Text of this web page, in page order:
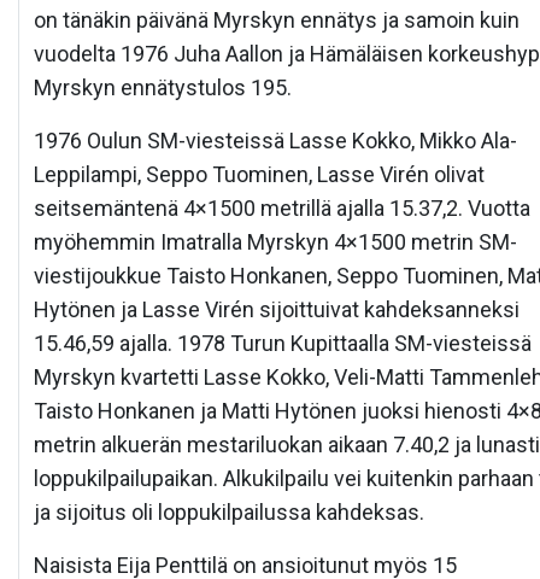
on tänäkin päivänä Myrskyn ennätys ja samoin kuin
vuodelta 1976 Juha Aallon ja Hämäläisen
Myrskyn ennätystulos 195.
1976 Oulun SM-viesteissä Lasse Kokko, Mikko Ala-
Leppilampi, Seppo Tuominen, Lasse Virén olivat
seitsemäntenä 4×1500 metrillä ajalla 15.37,2. Vuotta
myöhemmin Imatralla Myrskyn 4×1500 metrin SM-
viestijoukkue Taisto Honkanen, Seppo Tuominen,
Hytönen ja Lasse Virén sijoittuivat kahdeksanneksi
15.46,59 ajalla. 1978 Turun Kupittaalla SM-viesteissä
Myrskyn kvartetti Lasse Kokko, Veli-Matti
Taisto Honkanen ja Matti Hytönen juoksi hienosti
metrin alkuerän mestariluokan aikaan 7.40,2 ja lunasti
loppukilpailupaikan. Alkukilpailu vei kuitenkin
ja sijoitus oli loppukilpailussa kahdeksas.
Naisista Eija Penttilä on ansioitunut myös 15